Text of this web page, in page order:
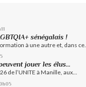
sénégalais !
à une autre et, dans ce...
jouer les élus...
de l’UNITE à Manille, aux...